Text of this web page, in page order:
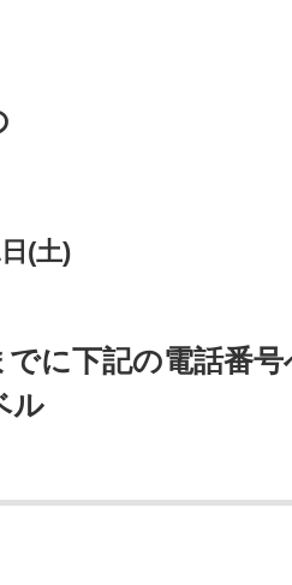
(土)
でに下記の電話番
ル